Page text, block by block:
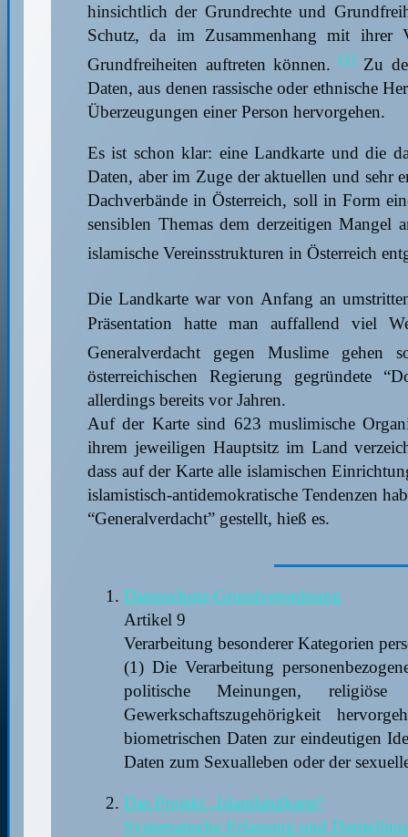
hinsichtlich der Grundrechte und
Schutz, da im Zusammenhang mit ihrer
Grundfreiheiten auftreten können.
[1]
Zu
Daten, aus denen rassische oder ethnische
Überzeugungen einer Person hervorgehen.
Es ist schon klar: eine Landkarte und die
Daten, aber im Zuge der aktuellen und sehr
Dachverbände in Österreich, soll in Form
sensiblen Themas dem derzeitigen Mangel
islamische Vereinsstrukturen in Österreich
Die Landkarte war von Anfang an
Präsentation hatte man auffallend viel
Generalverdacht gegen Muslime gehen
österreichischen Regierung gegründete
allerdings bereits vor Jahren.
Auf der Karte sind 623 muslimische
ihrem jeweiligen Hauptsitz im Land
dass auf der Karte alle islamischen
islamistisch-antidemokratische Tendenzen
“Generalverdacht” gestellt, hieß es.
Datenschutz-Grundverordnung
Artikel 9
Verarbeitung besonderer Kategorien
(1) Die Verarbeitung
politische Meinungen,
Gewerkschaftszugehörigkeit
biometrischen Daten zur eindeutigen
Daten zum Sexualleben oder der
Das Projekt „Islamlandkarte“
Systematische Erfassung und